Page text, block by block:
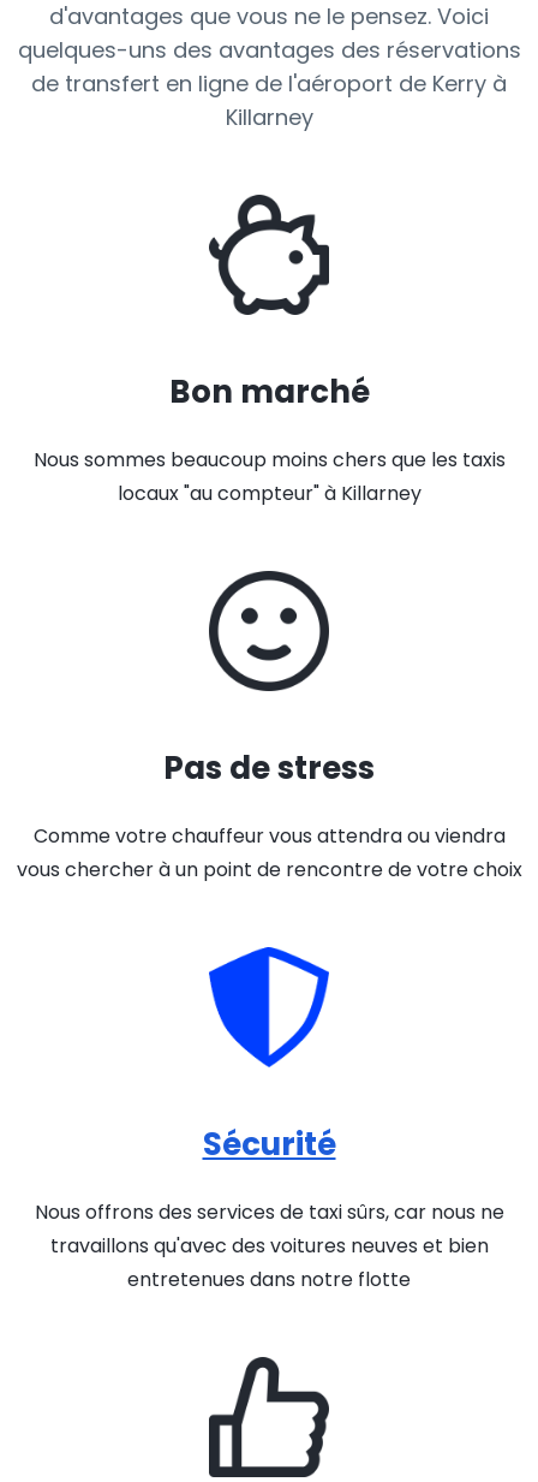
d'avantages que vous ne le pensez. Voici
quelques-uns des avantages des réservations
de transfert en ligne de l'aéroport de Kerry à
Killarney
Bon marché
Nous sommes beaucoup moins chers que les taxis
locaux "au compteur" à Killarney
Pas de stress
Comme votre chauffeur vous attendra ou viendra
vous chercher à un point de rencontre de votre choix
Sécurité
Nous offrons des services de taxi sûrs, car nous ne
travaillons qu'avec des voitures neuves et bien
entretenues dans notre flotte